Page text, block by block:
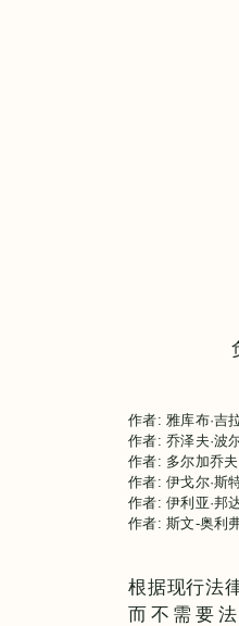
作者: 雅库布·吉
作者: 乔泽夫·波
作者: 多尔加乔夫
作者: 伊戈尔·斯
作者: 伊利亚·邦
作者: 斯文-奥利
根据现行法
而不需要